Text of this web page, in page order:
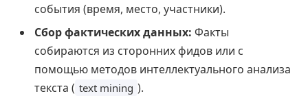
события (время, место, участники).
Сбор фактических данных: Факты
собираются из сторонних фидов или с
помощью методов интеллектуального анализа
текста ( text mining ).